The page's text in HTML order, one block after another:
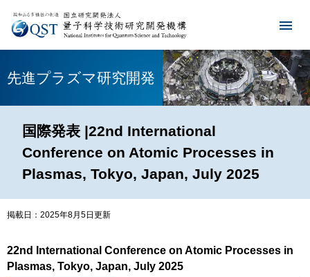
先進プラズマ研究開発
国際発表 |22nd International
Conference on Atomic Processes in
Plasmas, Tokyo, Japan, July 2025
掲載日：2025年8月5日更新
22nd International Conference on Atomic Processes in
Plasmas, Tokyo, Japan, July 2025